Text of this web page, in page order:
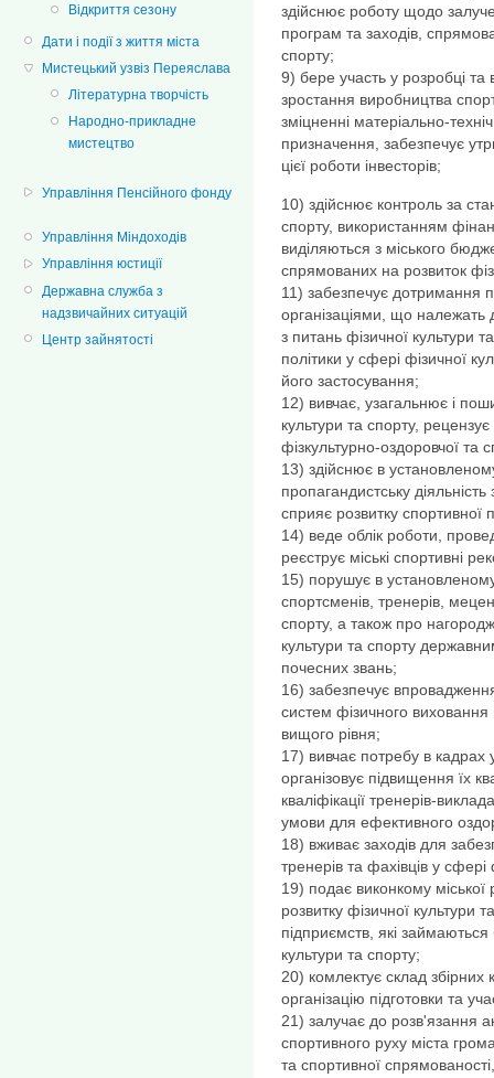
Відкриття сезону
Дати і події з життя міста
Мистецький узвіз Переяслава
Літературна творчість
Народно-прикладне
мистецтво
Управління Пенсійного фонду
Управління Міндоходів
Управління юстиції
Державна служба з
надзвичайних ситуацій
Центр зайнятості
здійснює роботу щодо
програм та заходів,
спорту;
9) бере участь у розробці
зростання виробництва
зміцненні матеріально-
призначення, забезпечує
цієї роботи інвесторів;
10) здійснює контроль за
спорту, використанням
виділяються з міського
спрямованих на розвиток
11) забезпечує дотримання
організаціями, що належать
з питань фізичної культури
політики у сфері фізичної
його застосування;
12) вивчає, узагальнює і
культури та спорту,
фізкультурно-оздоровчої та
13) здійснює в
пропагандистську
сприяє розвитку спортивної
14) веде облік роботи,
реєструє міські спортивні
15) порушує в
спортсменів, тренерів,
спорту, а також про
культури та спорту
почесних звань;
16) забезпечує
систем фізичного виховання
вищого рівня;
17) вивчає потребу в кадрах
організовує підвищення їх
кваліфікації тренерів-
умови для ефективного
18) вживає заходів для
тренерів та фахівців у
19) подає виконкому
розвитку фізичної культури
підприємств, які
культури та спорту;
20) комлектує склад збірних
організацію підготовки та
21) залучає до розв'язання
спортивного руху міста
та спортивної